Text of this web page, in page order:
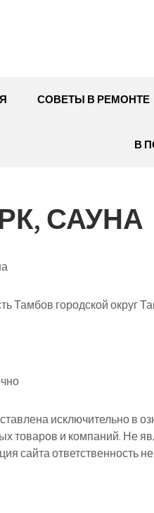
СОВЕТЫ В РЕМОНТЕ
В
САУНА
Тамбов городской округ
исключительно в
товаров и компаний. Не
сайта ответственность не